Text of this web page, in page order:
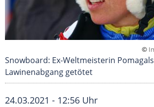
©
Snowboard: Ex-Weltmeisterin
Lawinenabgang getötet
24.03.2021 - 12:56 Uhr